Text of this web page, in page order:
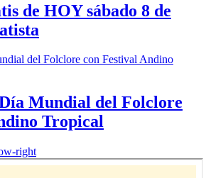
de HOY sábado 8 de
Mundial del Folclore
Tropical